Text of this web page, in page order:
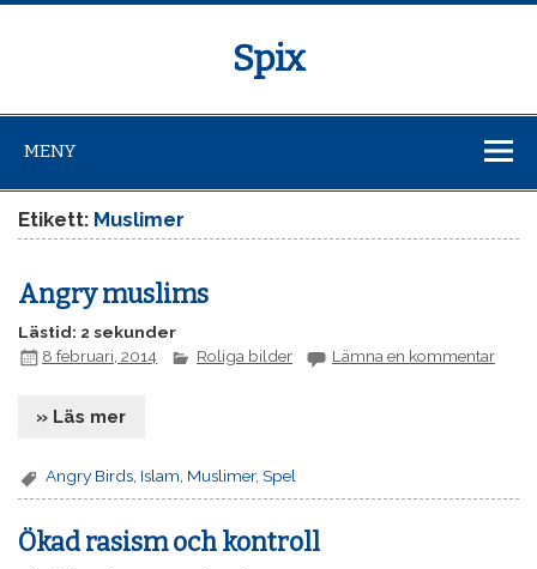
Spix
MENY
Etikett: Muslimer
Angry muslims
Lästid: 2 sekunder
8 februari, 2014
Roliga bilder Lämna en kommentar
» Läs mer
Angry Birds, Islam, Muslimer,Spel
Ökad rasism och kontroll